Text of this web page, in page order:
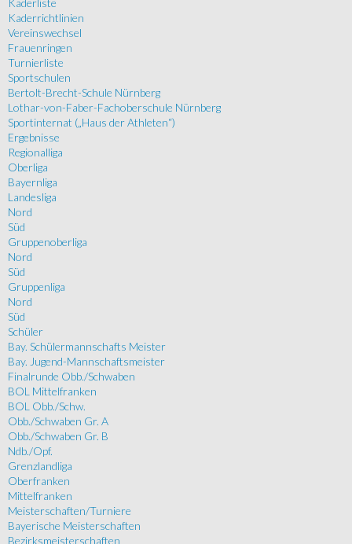
Kaderliste
Kaderrichtlinien
Vereinswechsel
Frauenringen
Turnierliste
Sportschulen
Bertolt-Brecht-Schule Nürnberg
Lothar-von-Faber-Fachoberschule Nürnberg
Sportinternat („Haus der Athleten“)
Ergebnisse
Regionalliga
Oberliga
Bayernliga
Landesliga
Nord
Süd
Gruppenoberliga
Nord
Süd
Gruppenliga
Nord
Süd
Schüler
Bay. Schülermannschafts Meister
Bay. Jugend-Mannschaftsmeister
Finalrunde Obb./Schwaben
BOL Mittelfranken
BOL Obb./Schw.
Obb./Schwaben Gr. A
Obb./Schwaben Gr. B
Ndb./Opf.
Grenzlandliga
Oberfranken
Mittelfranken
Meisterschaften/Turniere
Bayerische Meisterschaften
Bezirksmeisterschaften